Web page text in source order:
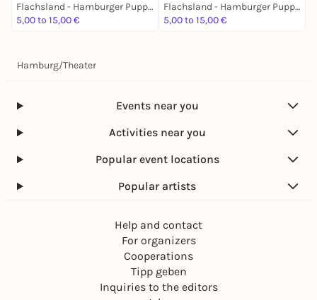
Flachsland - Hamburger Puppentheater
5,00 to 15,00 €
Flachsland - Hamburger Puppentheater
5,00 to 15,00 €
Hamburg/Theater
Events near you
Activities near you
Popular event locations
Popular artists
Help and contact
For organizers
Cooperations
Tipp geben
Inquiries to the editors